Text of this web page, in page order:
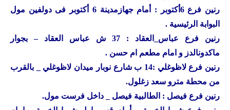
رنين
فرع 6أكتوبر : أمام جهازمدينة 6 أكتوبر فى دولفين مول
البوابة الرئيسية .
رنين
فرع عباس_العقاد : 37 ش عباس العقاد – بجوار
ماكدونالدز و امام مطعم ام حسن .
رنين
فرع لاظوغلي :14 ب شارع نوبار ميدان لاظوغلي _ بالقرب
من محطة مترو سعد زغلول.
رنين فرع فيصل : الطالبية فيصل _ داخل فرست مول.